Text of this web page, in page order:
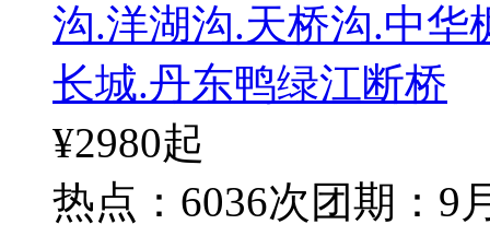
沟.洋湖沟.天桥沟.中华
长城.丹东鸭绿江断桥
¥2980起
热点：6036次 团期：9